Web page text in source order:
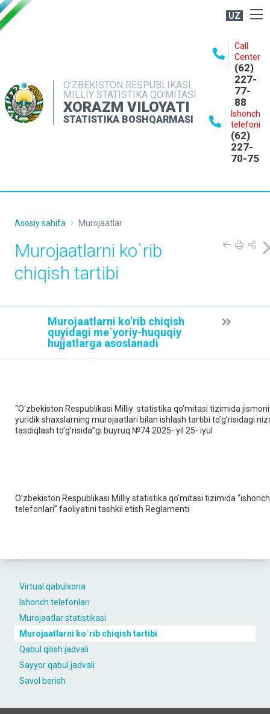
UZ
O'ZBEKISTON RESPUBLIKASI
MILLIY STATISTIKA QO'MITASI
XORAZM VILOYATI
STATISTIKA BOSHQARMASI
Call
Center
(62)
227-
77-
88
Ishonch
telefoni
(62)
227-
70-75
NASHRLAR
INTERAKTIV XIZMATLAR
MATBUOT XIZMATI
Virtual qabulxona
Ishonch telefonlari
Murojaatlar statistikasi
Murojaatlarni ko`rib chiqish tartibi
Qabul qilish jadvali
Sayyor qabul jadvali
Savol berish
Asosiy sahifa Murojaatlar
Murojaatlarni ko`rib
chiqish tartibi
Murojaatlarni ko’rib chiqish
quyidagi me`yoriy-huquqiy
hujjatlarga asoslanadi
“O‘zbekiston Respublikasi Milliy statistika qo'mitasi tizimida
yuridik shaxslarning murojaatlari bilan ishlash tartibi to’g’risidagi
tasdiqlash to’g’risida”gi buyruq №74 2025- yil 25- iyul
O’zbekiston Respublikasi Milliy statistika qo’mitasi tizimida “ishonch
telefonlari” faoliyatini tashkil etish Reglamenti